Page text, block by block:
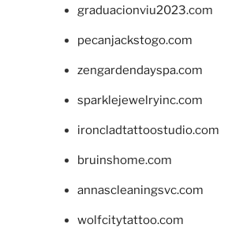
graduacionviu2023.com
pecanjackstogo.com
zengardendayspa.com
sparklejewelryinc.com
ironcladtattoostudio.com
bruinshome.com
annascleaningsvc.com
wolfcitytattoo.com